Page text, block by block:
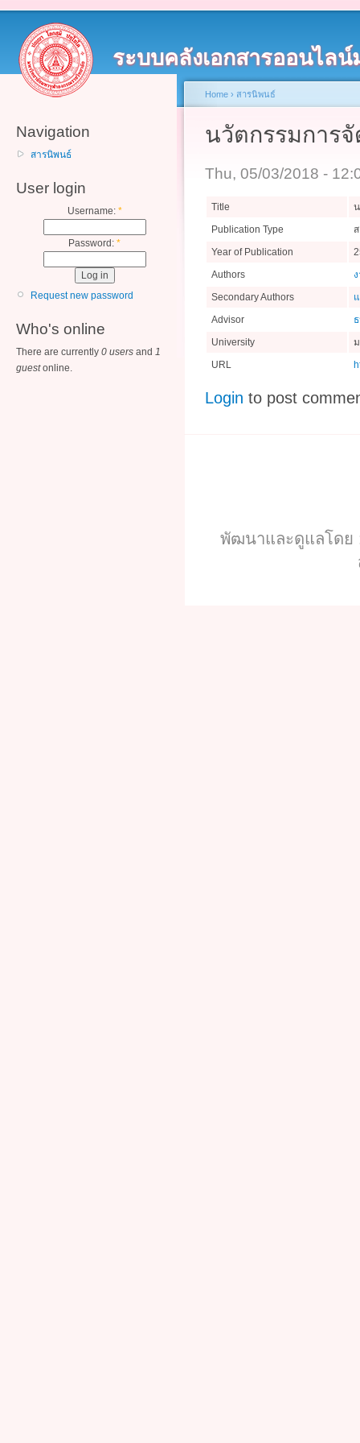
ระบบคลังเอกสารออนไล
Navigation
สารนิพนธ์
User login
Username: *
Password: *
Request new password
Who's online
There are currently 0 users and 1
guestonline.
Home › สารนิพนธ์
นวัตกรรมการ
Thu, 05/03/2018 -
Title
Publication Type
Year of Publication
Authors
Secondary Authors
Advisor
University
URL
Login to post
พัฒนาและดูแลโดย